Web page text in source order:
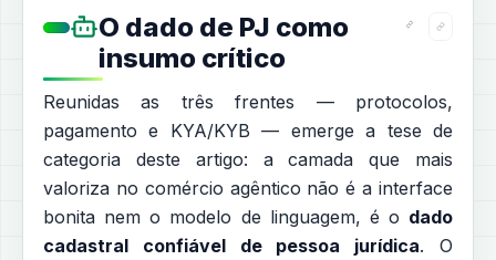
O dado de PJ como
insumo crítico
Reunidas as três frentes — protocolos,
pagamento e KYA/KYB — emerge a tese de
categoria deste artigo: a camada que mais
valoriza no comércio agêntico não é a interface
bonita nem o modelo de linguagem, é o dado
cadastral confiável de pessoa jurídica. O